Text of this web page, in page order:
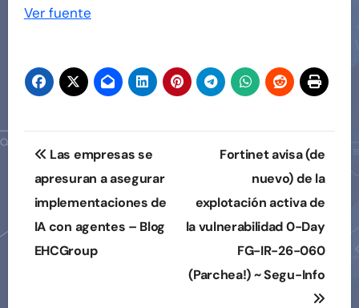
Ver fuente
Navegación
de
entradas
Las empresas se
apresuran a asegurar
implementaciones de
IA con agentes – Blog
EHCGroup
Fortinet avisa (de
nuevo) de la
explotación activa de
la vulnerabilidad 0-Day
FG-IR-26-060
(Parchea!) ~ Segu-Info